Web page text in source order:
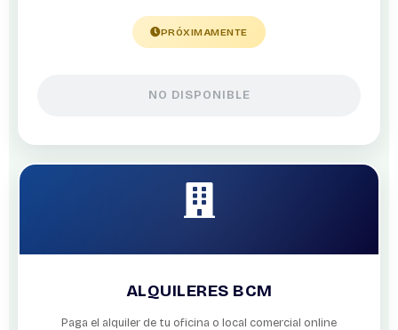
PRÓXIMAMENTE
NO DISPONIBLE
ALQUILERES BCM
Paga el alquiler de tu oficina o local comercial online